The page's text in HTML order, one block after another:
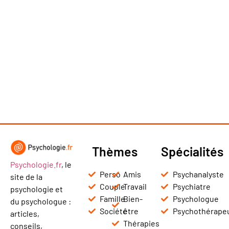
Psychologie.fr, le
site de la
psychologie et
du psychologue :
articles,
conseils,
Thèmes
Perso
Couple
Famille
Société
Amis
Travail
Bien-
être
Thérapies
Spécialités
Psychanalyste
Psychiatre
Psychologue